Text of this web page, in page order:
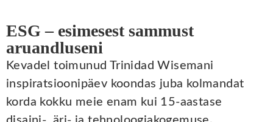
ESG – esimesest sammust
aruandluseni
Kevadel toimunud Trinidad Wisemani
inspiratsioonipäev koondas juba kolmandat
korda kokku meie enam kui 15-aastase